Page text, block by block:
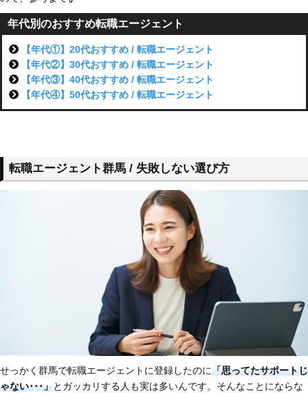
年代別のおすすめ転職エージェント
【年代①】20代おすすめ / 転職エージェント
【年代②】30代おすすめ / 転職エージェント
【年代③】40代おすすめ / 転職エージェント
【年代④】50代おすすめ / 転職エージェント
転職エージェント群馬 / 失敗しない選び方
せっかく群馬で転職エージェントに登録したのに「思ってたサポートじ
ゃない･･･」とガッカリする人も実は多いんです。そんなことにならな